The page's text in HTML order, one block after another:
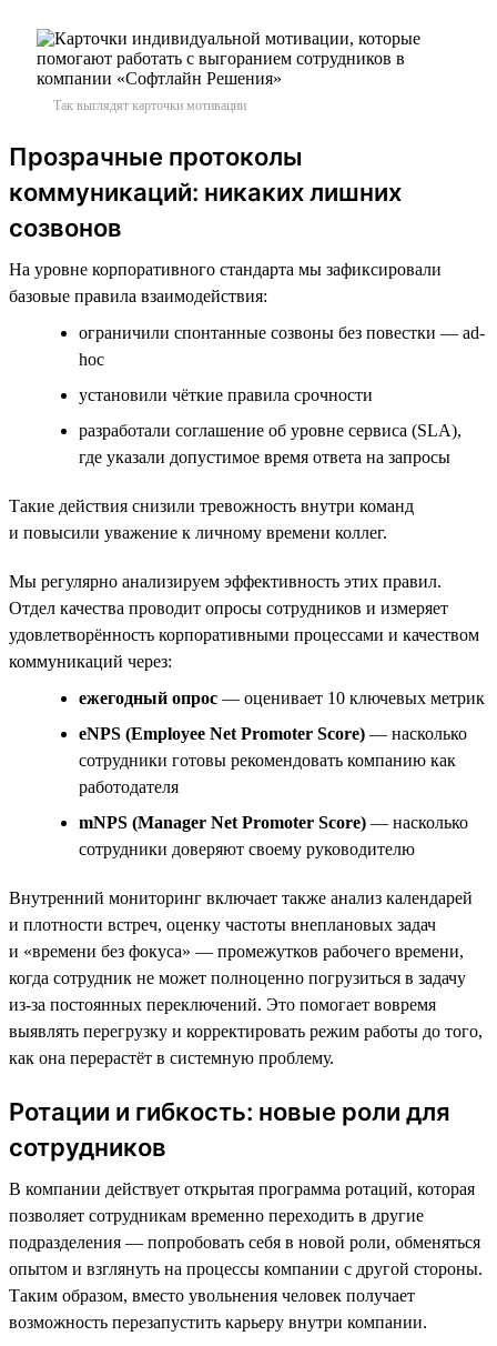
Так выглядят карточки мотивации
Прозрачные протоколы
коммуникаций: никаких лишних
созвонов
На уровне корпоративного стандарта мы зафиксировали
базовые правила взаимодействия:
ограничили спонтанные созвоны без повестки — ad-
hoc
установили чёткие правила срочности
разработали соглашение об уровне сервиса (SLA),
где указали допустимое время ответа на запросы
Такие действия снизили тревожность внутри команд
и повысили уважение к личному времени коллег.
Мы регулярно анализируем эффективность этих правил.
Отдел качества проводит опросы сотрудников и измеряет
удовлетворённость корпоративными процессами и качеством
коммуникаций через:
ежегодный опрос — оценивает 10 ключевых метрик
eNPS (Employee Net Promoter Score) — насколько
сотрудники готовы рекомендовать компанию как
работодателя
mNPS (Manager Net Promoter Score) — насколько
сотрудники доверяют своему руководителю
Внутренний мониторинг включает также анализ календарей
и плотности встреч, оценку частоты внеплановых задач
и «времени без фокуса» — промежутков рабочего времени,
когда сотрудник не может полноценно погрузиться в задачу
из-за постоянных переключений. Это помогает вовремя
выявлять перегрузку и корректировать режим работы до того,
как она перерастёт в системную проблему.
Ротации и гибкость: новые роли для
сотрудников
В компании действует открытая программа ротаций, которая
позволяет сотрудникам временно переходить в другие
подразделения — попробовать себя в новой роли, обменяться
опытом и взглянуть на процессы компании с другой стороны.
Таким образом, вместо увольнения человек получает
возможность перезапустить карьеру внутри компании.